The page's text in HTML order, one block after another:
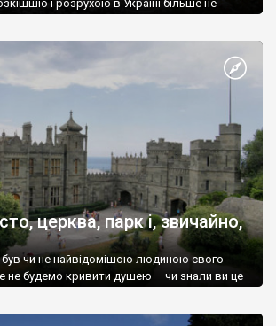
і розрухою в Україні більше не
церква, парк і, звичайно,
чи не найвідомішою людиною свого
не будемо кривити душею – чи знали ви це